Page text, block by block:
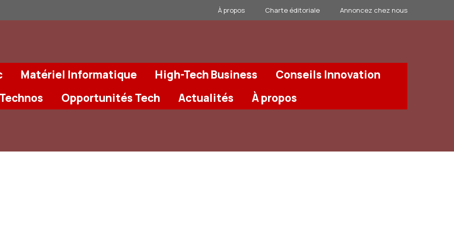
À propos Charte éditoriale Annoncez chez nous
Matériel Informatique High-Tech Business
Conseils Innovation
Opportunités Tech Actualités À propos